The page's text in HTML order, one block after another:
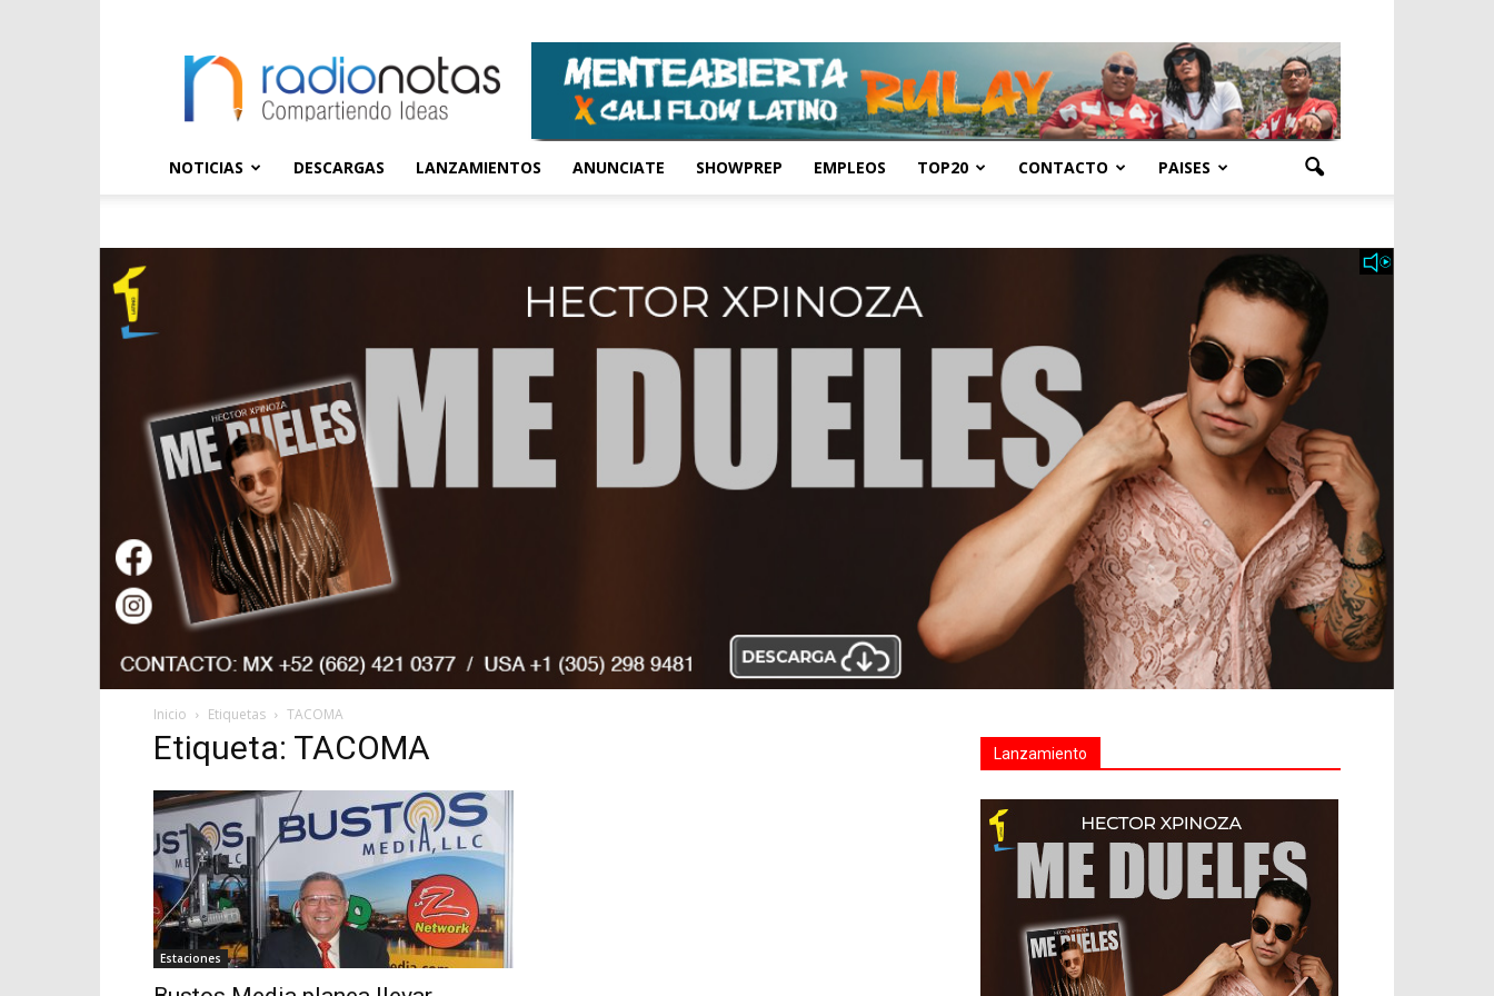
NOTICIAS DESCARGAS LANZAMIENTOS ANUNCIATE SHOWPREP EMPLEOS TOP20 CONTACTO PAISES
Inicio Etiquetas TACOMA
Etiqueta: TACOMA
Estaciones
Lanzamiento